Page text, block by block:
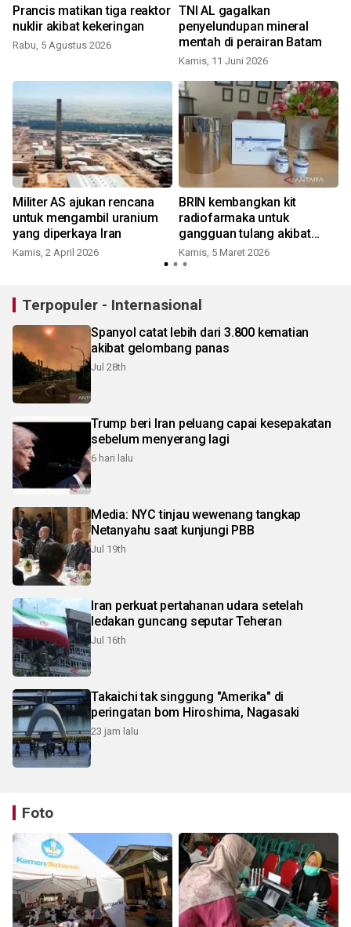
Prancis matikan tiga reaktor
nuklir akibat kekeringan
Rabu, 5 Agustus 2026
TNI AL gagalkan
penyelundupan mineral
mentah di perairan Batam
Kamis, 11 Juni 2026
Militer AS ajukan rencana
untuk mengambil uranium
yang diperkaya Iran
Kamis, 2 April 2026
BRIN kembangkan kit
radiofarmaka untuk
gangguan tulang akibat
kanker
Kamis, 5 Maret 2026
Terpopuler - Internasional
Spanyol catat lebih dari 3.800 kematian
akibat gelombang panas
Jul 28th
Trump beri Iran peluang capai kesepakatan
sebelum menyerang lagi
6 hari lalu
Media: NYC tinjau wewenang tangkap
Netanyahu saat kunjungi PBB
Jul 19th
Iran perkuat pertahanan udara setelah
ledakan guncang seputar Teheran
Jul 16th
Takaichi tak singgung "Amerika" di
peringatan bom Hiroshima, Nagasaki
23 jam lalu
Foto